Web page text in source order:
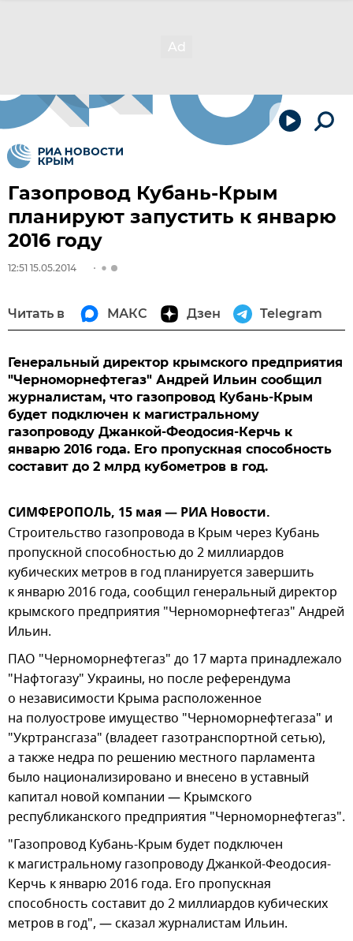
Газопровод Кубань-Крым
планируют запустить к январю
2016 году
12:51 15.05.2014
Читать в МАКС Дзен Telegram
Генеральный директор крымского предприятия
"Черноморнефтегаз" Андрей Ильин сообщил
журналистам, что газопровод Кубань-Крым
будет подключен к магистральному
газопроводу Джанкой-Феодосия-Керчь к
январю 2016 года. Его пропускная способность
составит до 2 млрд кубометров в год.
СИМФЕРОПОЛЬ, 15 мая — РИА Новости.
Строительство газопровода в Крым через Кубань
пропускной способностью до 2 миллиардов
кубических метров в год планируется завершить
к январю 2016 года, сообщил генеральный директор
крымского предприятия "Черноморнефтегаз" Андрей
Ильин.
ПАО "Черноморнефтегаз" до 17 марта принадлежало
"Нафтогазу" Украины, но после референдума
о независимости Крыма расположенное
на полуострове имущество "Черноморнефтегаза" и
"Укртрансгаза" (владеет газотранспортной сетью),
а также недра по решению местного парламента
было национализировано и внесено в уставный
капитал новой компании — Крымского
республиканского предприятия "Черноморнефтегаз".
"Газопровод Кубань-Крым будет подключен
к магистральному газопроводу Джанкой-Феодосия-
Керчь к январю 2016 года. Его пропускная
способность составит до 2 миллиардов кубических
метров в год", — сказал журналистам Ильин.